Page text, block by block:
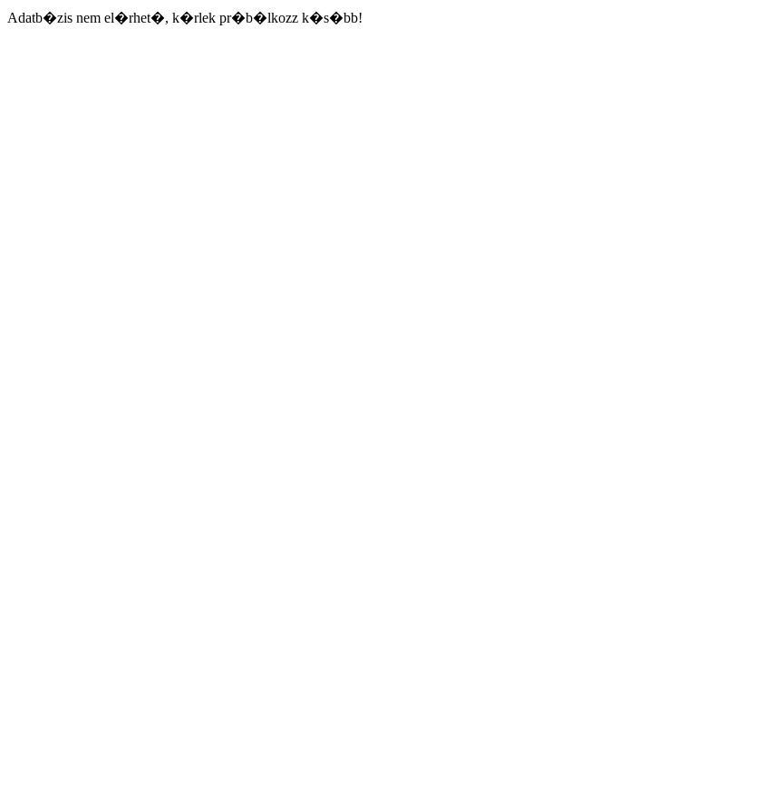
Adatb�zis nem el�rhet�, k�rlek pr�b�lkozz k�s�bb!